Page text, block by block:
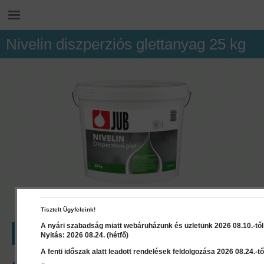
Nivelin diszperziós glettanyag 25 kg
LEÍRÁS RÉSZLETEK DOKUMENTUMOK
Tisztelt Ügyfeleink!
A nyári szabadság miatt webáruházunk és üzletünk 2026 08.10.-
Nyitás: 2026 08.24. (hétfő)
A fenti időszak alatt leadott rendelések feldolgozása 2026 08.24.-